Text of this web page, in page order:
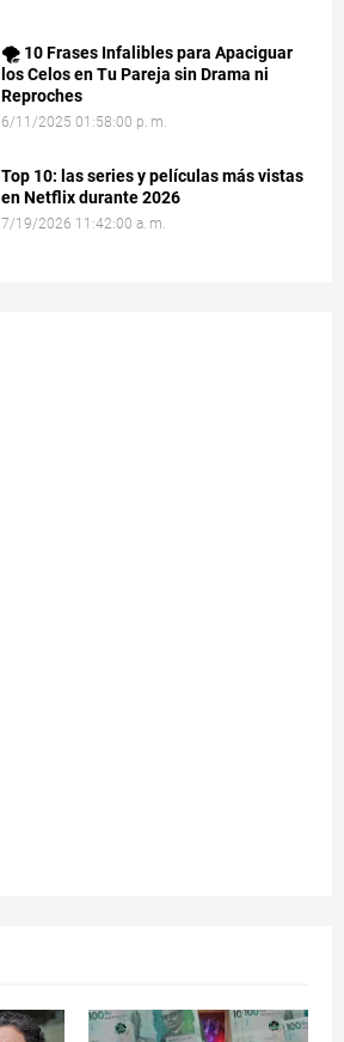
🌪️ 10 Frases Infalibles para Apaciguar
los Celos en Tu Pareja sin Drama ni
Reproches
6/11/2025 01:58:00 p. m.
Top 10: las series y películas más vistas
en Netflix durante 2026
7/19/2026 11:42:00 a. m.